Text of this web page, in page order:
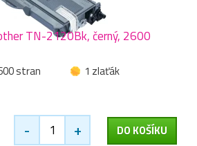
TN-2120Bk, černý, 2600
stran
1 zlaťák
- + DO KOŠÍKU